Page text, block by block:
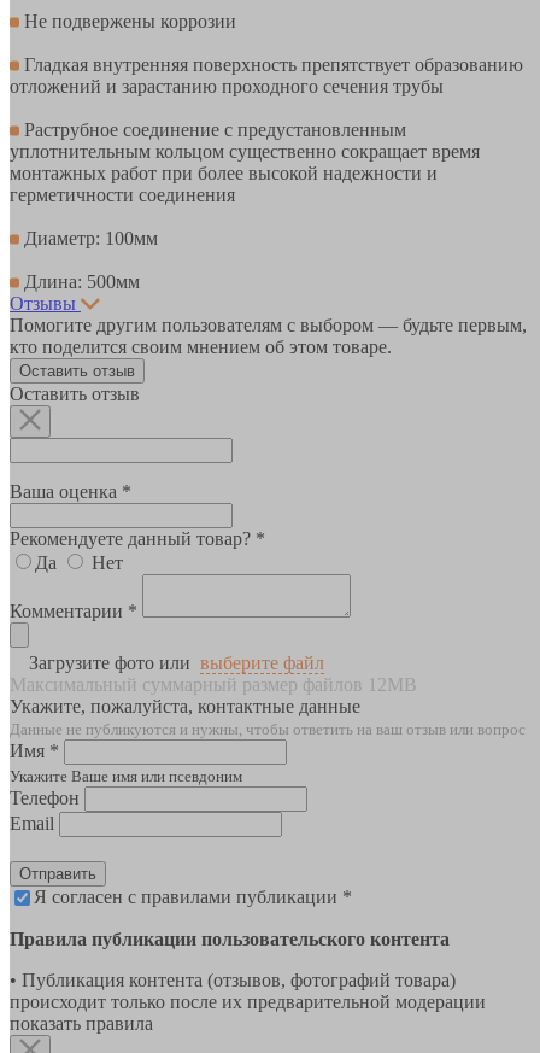
Не подвержены коррозии
Гладкая внутренняя поверхность препятствует образованию
отложений и зарастанию проходного сечения трубы
Раструбное соединение с предустановленным
уплотнительным кольцом существенно сокращает время
монтажных работ при более высокой надежности и
герметичности соединения
Диаметр: 100мм
Длина: 500мм
Отзывы
Помогите другим пользователям с выбором — будьте первым,
кто поделится своим мнением об этом товаре.
Оставить отзыв
Оставить отзыв
Ваша оценка *
Рекомендуете данный товар? *
Да
Нет
Комментарии *
Загрузите фото или выберите файл
Максимальный суммарный размер файлов 12MB
Укажите, пожалуйста, контактные данные
Данные не публикуются и нужны, чтобы ответить на ваш отзыв или вопрос
Имя *
Укажите Ваше имя или псевдоним
Телефон
Email
Отправить
Я согласен с правилами публикации *
Правила публикации пользовательского контента
• Публикация контента (отзывов, фотографий товара)
происходит только после их предварительной модерации
показать правила